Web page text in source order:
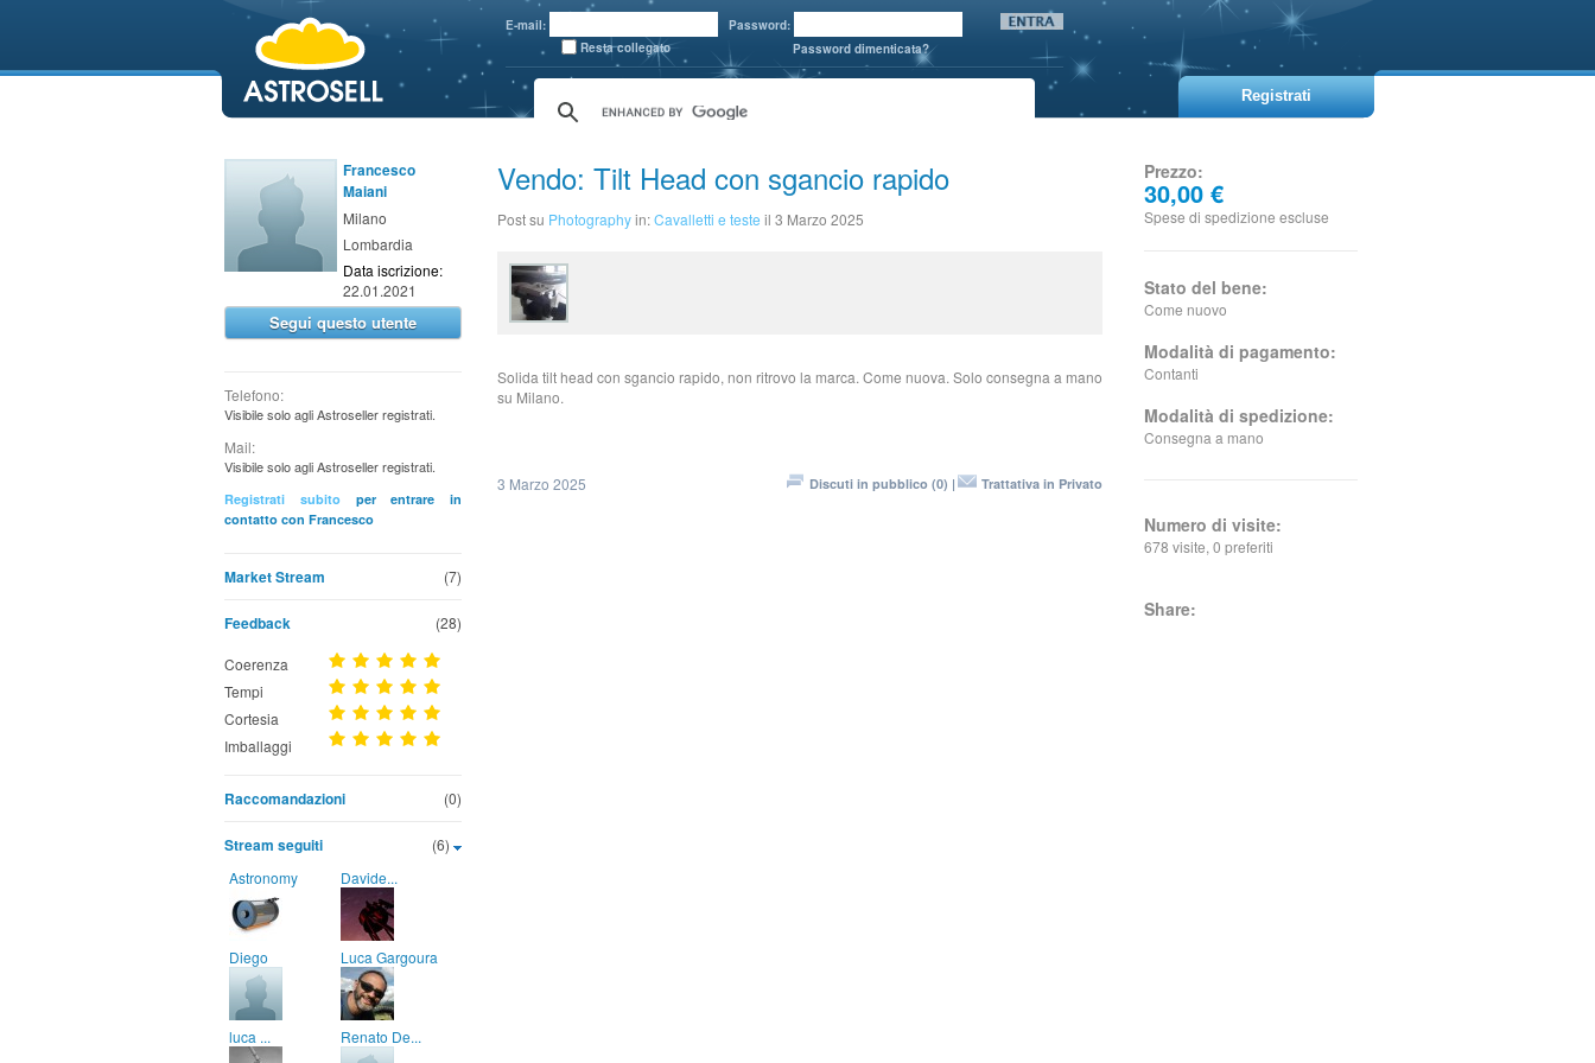
E-mail:
Password:
Resta collegato
Password dimenticata?
Registrati
Francesco
Maiani
Milano
Lombardia
Data iscrizione:
22.01.2021
Segui questo utente
Telefono:
Visibile solo agli Astroseller registrati.
Mail:
Visibile solo agli Astroseller registrati.
Registrati subitoper entrare in
contatto con Francesco
(7)
Market Stream
Feedback (28)
Coerenza
Tempi
Cortesia
Imballaggi
(0)
Raccomandazioni
(6)
Stream seguiti
Astronomy Davide...
Diego Luca Gargoura
luca ... Renato De...
Vendo: Tilt Head con sgancio rapido
Post su Photographyin:Cavalletti e teste il 3 Marzo 2025
Solida tilt head con sgancio rapido, non ritrovo la marca. Come nuova. Solo consegna a mano
su Milano.
3 Marzo 2025 Discuti in pubblico (0) | Trattativa in Privato
Prezzo:
30,00 €
Spese di spedizione escluse
Stato del bene:
Come nuovo
Modalità di pagamento:
Contanti
Modalità di spedizione:
Consegna a mano
Numero di visite:
678 visite, 0 preferiti
Share: